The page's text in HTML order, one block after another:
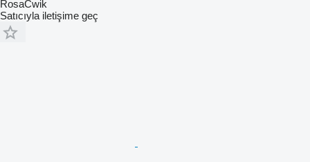
RosaĆwik
Satıcıyla iletişime geç